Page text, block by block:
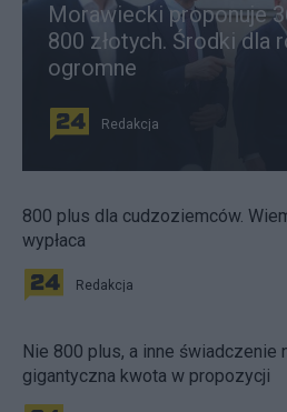
Morawiecki proponuje
800 złotych. Środki dla
ogromne
Redakcja
800 plus dla cudzoziemców.
wypłaca
Redakcja
Nie 800 plus, a inne świadczenie
gigantyczna kwota w propozycji